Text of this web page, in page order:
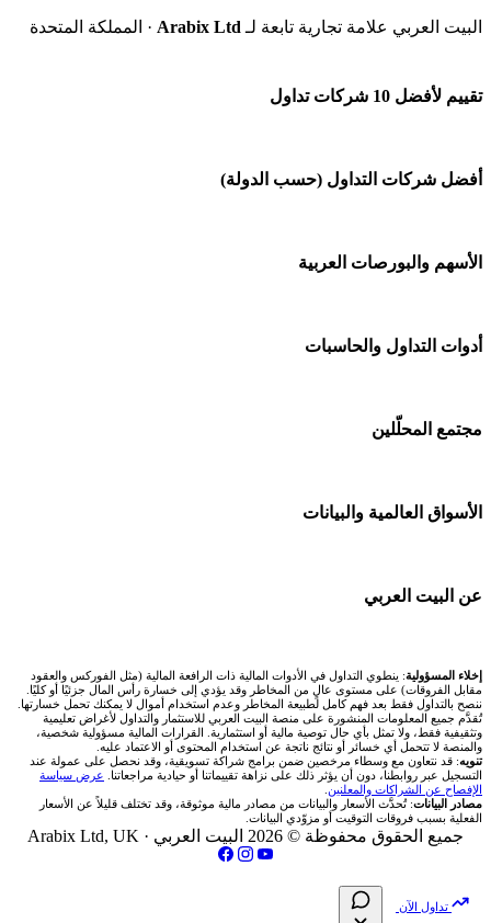
البيت العربي علامة تجارية تابعة لـ Arabix Ltd · المملكة المتحدة
تقييم لأفضل 10 شركات تداول
شركة Capital.com
منصة بينانس
شركة Xm
انتراكتيف بروكرز IBKR
أفضل شركات التداول (حسب الدولة)
شركات تداول في السعودية
شركات تداول في قطر
شركات تداول في عُمان
شركات تداول في فلسطين
شركات تداول في مصر
الأسهم والبورصات العربية
🌍 كل البورصات العربية
🇪🇬 البورصة المصرية
🇶🇦 بورصة قطر
🇧🇭 بورصة البحرين
🇴🇲 بورصة مسقط
🇵🇸 بورصة فلسطين
أدوات التداول والحاسبات
🕌 حاسبة الزكاة
📊 حاسبة قيمة النقطة
📌 حاسبة النقاط المحورية
📏 حاسبة حجم المركز
🔄 حاسبة تكلفة السواب
📈 حاسبة عائد التداول
📊 حاسبة الربح التراكمي
مجتمع المحلّلين
🧱 حائط المجتمع
الأسواق العالمية والبيانات
🌐 المؤشرات العالمية
🥇 أسعار الذهب والمعادن
💱 أسعار العملات والفوركس
💵 سعر الريال السعودي في مصر
📅 المؤشرات الاقتصادية
عن البيت العربي
من نحن
تواصل معنا
فريق المؤلفين
مقالات تعليمية
سياسة تقييم الشركات
إخلاء المسؤولية: ينطوي التداول في الأدوات المالية ذات الرافعة المالية (مثل الفوركس والعقود
مقابل الفروقات) على مستوى عالٍ من المخاطر وقد يؤدي إلى خسارة رأس المال جزئيًا أو كليًا.
ننصح بالتداول فقط بعد فهم كامل لطبيعة المخاطر وعدم استخدام أموال لا يمكنك تحمل خسارتها.
تُقدَّم جميع المعلومات المنشورة على منصة البيت العربي للاستثمار والتداول لأغراض تعليمية
وتثقيفية فقط، ولا تمثل بأي حال توصية مالية أو استثمارية. القرارات المالية مسؤولية شخصية،
والمنصة لا تتحمل أي خسائر أو نتائج ناتجة عن استخدام المحتوى أو الاعتماد عليه.
تنويه: قد نتعاون مع وسطاء مرخصين ضمن برامج شراكة تسويقية، وقد نحصل على عمولة عند
التسجيل عبر روابطنا، دون أن يؤثر ذلك على نزاهة تقييماتنا أو حيادية مراجعاتنا. عرض سياسة
الإفصاح عن الشراكات والمعلنين
مصادر البيانات: تُحدَّث الأسعار والبيانات من مصادر مالية موثوقة، وقد تختلف قليلاً عن الأسعار
الفعلية بسبب فروقات التوقيت أو مزوّدي البيانات.
جميع الحقوق محفوظة © 2026 البيت العربي · Arabix Ltd, UK
تداول الآن